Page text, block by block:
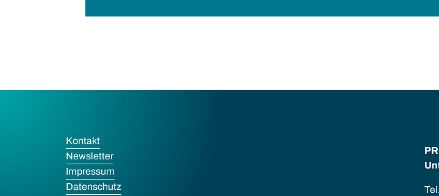
Kontakt
Newsletter
Impressum
Datenschutz